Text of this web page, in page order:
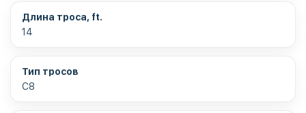
Длина троса, ft.
14
Тип тросов
C8